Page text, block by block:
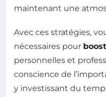
maintenant une
Avec ces stratégies,
nécessaires pour
personnelles et
conscience de
y investissant du